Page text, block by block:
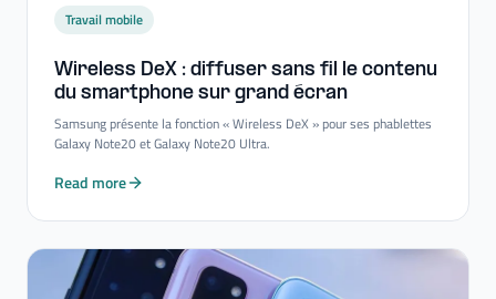
Travail mobile
Wireless DeX : diffuser sans fil le contenu
du smartphone sur grand écran
Samsung présente la fonction « Wireless DeX » pour ses phablettes
Galaxy Note20 et Galaxy Note20 Ultra.
Read more